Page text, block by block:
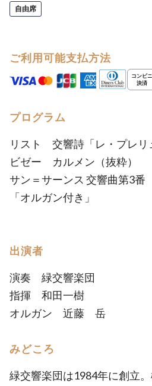
自由席
ご利用可能支払方法
プログラム
リスト 交響詩「レ・プレリ
ビゼー カルメン（抜粋）
サン＝サーンス 交響曲第3
「オルガン付き」
出演者
演奏 緑交響楽団
指揮 和田一樹
オルガン 近藤 岳
みどころ
緑交響楽団は1984年に創立